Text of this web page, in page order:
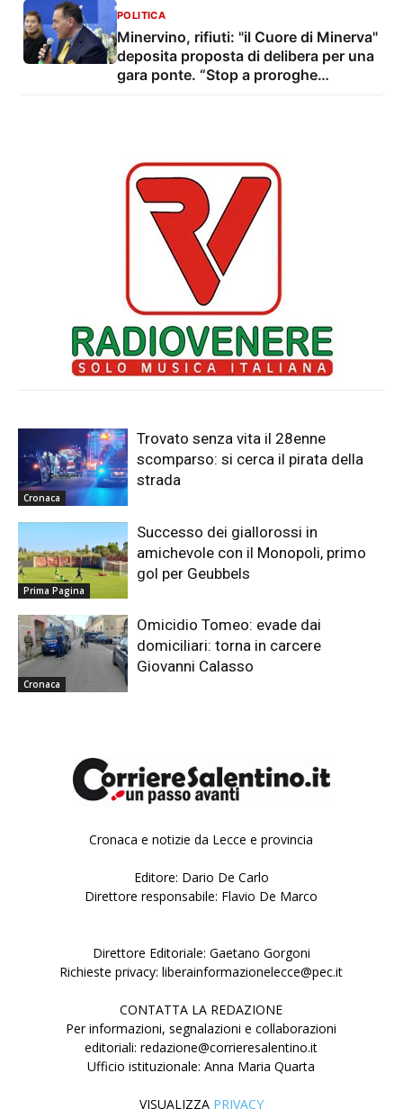
POLITICA
Minervino, rifiuti: "il Cuore di Minerva"
deposita proposta di delibera per una
gara ponte. “Stop a proroghe
Cronaca
Trovato senza vita il 28enne
scomparso: si cerca il pirata della
strada
Prima Pagina
Successo dei giallorossi in
amichevole con il Monopoli, primo
gol per Geubbels
Cronaca
Omicidio Tomeo: evade dai
domiciliari: torna in carcere
Giovanni Calasso
Cronaca e notizie da Lecce e provincia
Editore: Dario De Carlo
Direttore responsabile: Flavio De Marco
Direttore Editoriale: Gaetano Gorgoni
Richieste privacy: liberainformazionelecce@pec.it
CONTATTA LA REDAZIONE
Per informazioni, segnalazioni e collaborazioni
editoriali: redazione@corrieresalentino.it
Ufficio istituzionale: Anna Maria Quarta
VISUALIZZA PRIVACY